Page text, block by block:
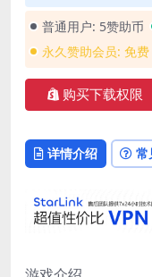
普通用户: 5赞助币
永久赞助会员: 免费
购买下载权限
详情介绍 常